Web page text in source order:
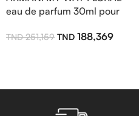
eau de parfum 30ml pour
251,159 188,369